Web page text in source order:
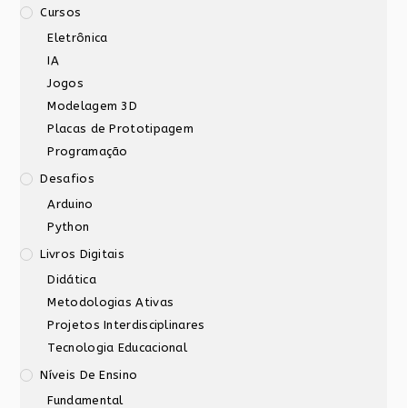
Cursos
Eletrônica
IA
Jogos
Modelagem 3D
Placas de Prototipagem
Programação
Desafios
Arduino
Python
Livros Digitais
Didática
Metodologias Ativas
Projetos Interdisciplinares
Tecnologia Educacional
Níveis De Ensino
Fundamental